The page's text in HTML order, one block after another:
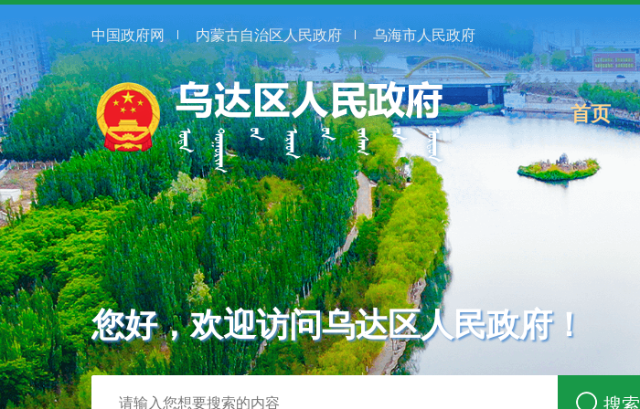
中国政府网 内蒙古自治区人民政府 乌海市人民政府
首页
您好，欢迎访问乌达区人民政府！
搜索